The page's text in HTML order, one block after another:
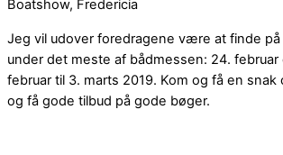
Boatshow, Fredericia
Jeg vil udover foredragene være at finde på
under det meste af bådmessen: 24. februar
februar til 3. marts 2019. Kom og få en snak
og få gode tilbud på gode bøger.